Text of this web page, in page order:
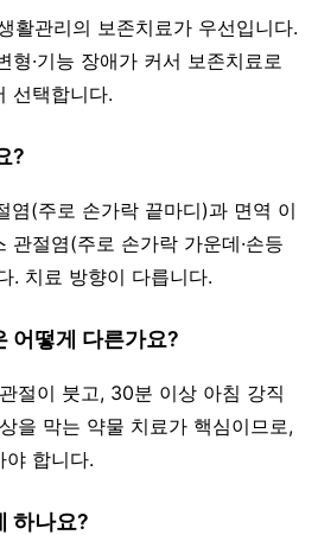
활관리의 보존치료가 우선입니다.
형·기능 장애가 커서 보존치료로
선택합니다.
?
염(주로 손가락 끝마디)과 면역 이
관절염(주로 손가락 가운데·손등
. 치료 방향이 다릅니다.
어떻게 다른가요?
절이 붓고, 30분 이상 아침 강직
을 막는 약물 치료가 핵심이므로,
야 합니다.
하나요?